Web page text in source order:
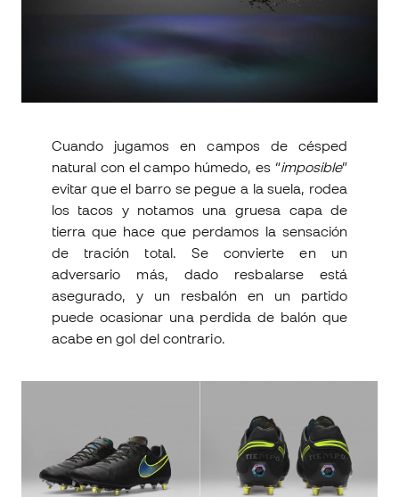
Cuando jugamos en campos de césped
natural con el campo húmedo, es “imposible”
evitar que el barro se pegue a la suela, rodea
los tacos y notamos una gruesa capa de
tierra que hace que perdamos la sensación
de tración total. Se convierte en un
adversario más, dado resbalarse está
asegurado, y un resbalón en un partido
puede ocasionar una perdida de balón que
acabe en gol del contrario.